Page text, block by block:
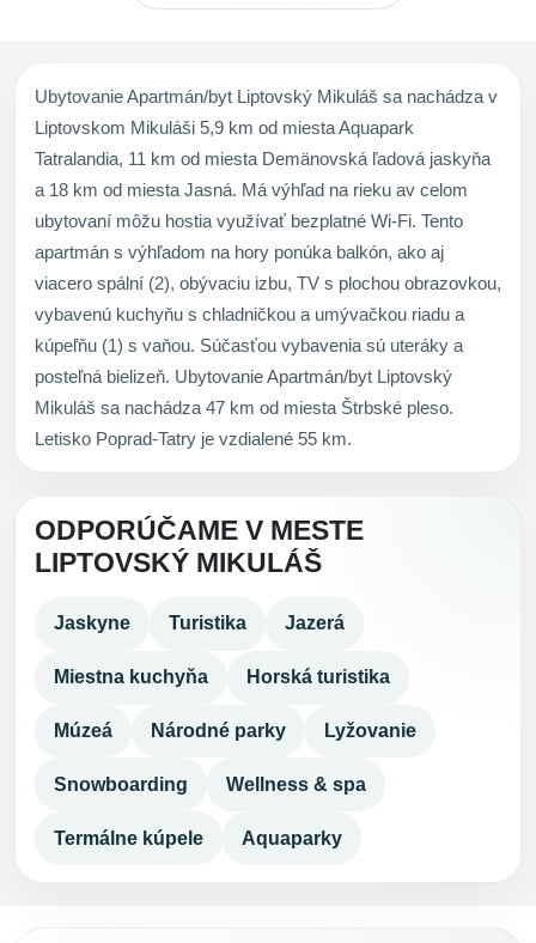
Ubytovanie Apartmán/byt Liptovský Mikuláš sa nachádza v
Liptovskom Mikuláši 5,9 km od miesta Aquapark
Tatralandia, 11 km od miesta Demänovská ľadová jaskyňa
a 18 km od miesta Jasná. Má výhľad na rieku av celom
ubytovaní môžu hostia využívať bezplatné Wi-Fi. Tento
apartmán s výhľadom na hory ponúka balkón, ako aj
viacero spální (2), obývaciu izbu, TV s plochou obrazovkou,
vybavenú kuchyňu s chladničkou a umývačkou riadu a
kúpeľňu (1) s vaňou. Súčasťou vybavenia sú uteráky a
posteľná bielizeň. Ubytovanie Apartmán/byt Liptovský
Mikuláš sa nachádza 47 km od miesta Štrbské pleso.
Letisko Poprad-Tatry je vzdialené 55 km.
ODPORÚČAME V MESTE
LIPTOVSKÝ MIKULÁŠ
Jaskyne Turistika Jazerá
Miestna kuchyňa Horská turistika
Múzeá Národné parky Lyžovanie
Snowboarding Wellness & spa
Termálne kúpele Aquaparky